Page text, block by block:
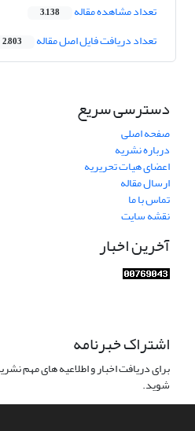
تعداد مشاهده مقاله 3,138
تعداد دریافت فایل اصل مقاله 2,803
دسترسی سریع
صفحه اصلی
درباره نشریه
اعضای هیات تحریریه
ارسال مقاله
تماس با ما
نقشه سایت
آخرین اخبار
اشتراک خبرنامه
برای دریافت اخبار و اطلاعیه های مهم
شوید.